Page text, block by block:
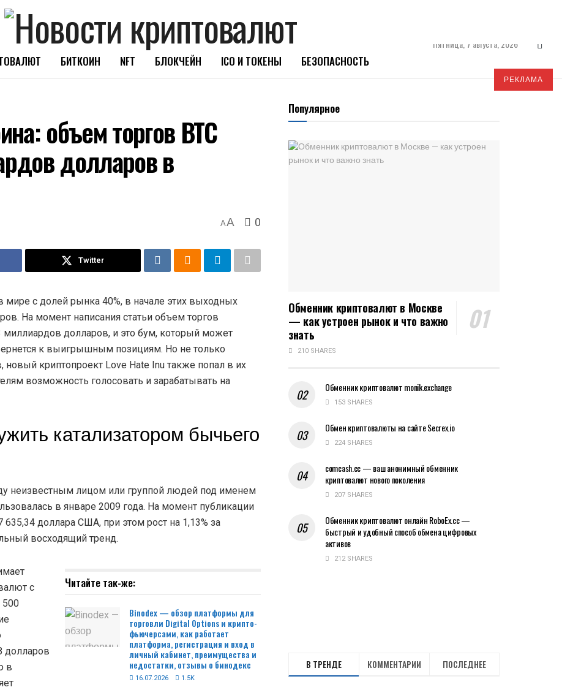
БИТКОИН NFT БЛОКЧЕЙН ICO И ТОКЕНЫ БЕЗОПАСНОСТЬ
Пятница, 7 августа, 2026
РЕКЛАМА
объем торгов BTC
долларов в
AA 0
Twitter
мире с долей рынка 40%, в начале этих выходных
На момент написания статьи объем торгов
долларов, и это бум, который может
к выигрышным позициям. Но не только
криптопроект Love Hate Inu также попал в их
возможность голосовать и зарабатывать на
катализатором бычьего
неизвестным лицом или группой людей под именем
в январе 2009 года. На момент публикации
доллара США, при этом рост на 1,13% за
восходящий тренд.
Читайте так-же:
Binodex — обзор платформы для
торговли Digital Options и крипто-
фьючерсами, как работает
платформа, регистрация и вход в
личный кабинет, преимущества и
недостатки, отзывы о бинодекс
16.07.2026 1.5K
с
500
долларов
в
Популярное
Обменник криптовалют в Москве
— как устроен рынок и что важно
знать
210 SHARES
Обменник криптовалют monik.exchange
153 SHARES
Обмен криптовалюты на сайте Secrex.io
224 SHARES
comcash.cc — ваш анонимный обменник
криптовалют нового поколения
207 SHARES
Обменник криптовалют онлайн RoboEx.cc —
быстрый и удобный способ обмена цифровых
активов
212 SHARES
В ТРЕНДЕ КОММЕНТАРИИ ПОСЛЕДНЕЕ